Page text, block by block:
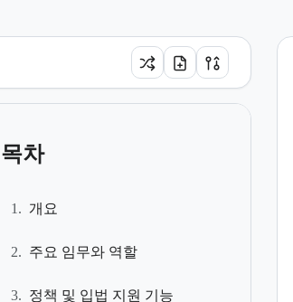
목차
1. 개요
2. 주요 임무와 역할
3. 정책 및 입법 지원 기능